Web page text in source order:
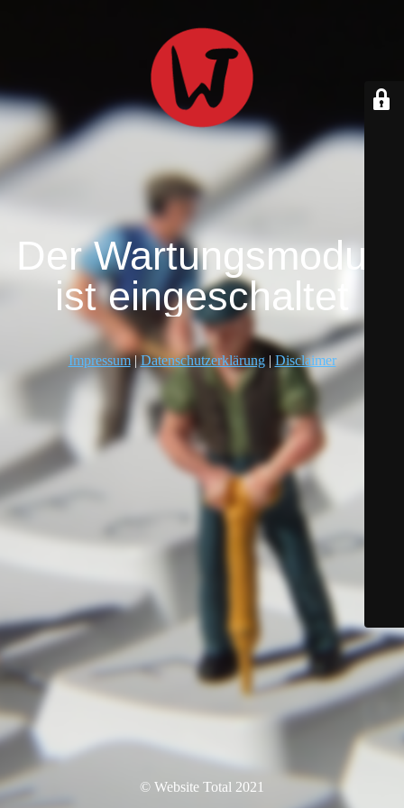
Der Wartungsmodus
ist eingeschaltet
Impressum|Datenschutzerklärung| Disclaimer
© Website Total 2021